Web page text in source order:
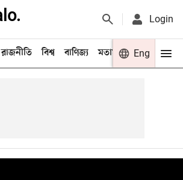
Login
রাজনীতি বিশ্ব বাণিজ্য মতামত খেলা
Eng